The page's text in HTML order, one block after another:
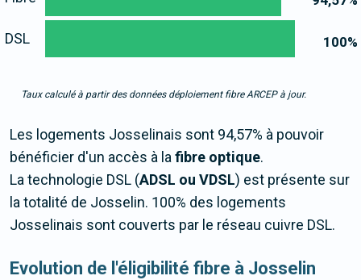
100%
DSL
Taux calculé à partir des données déploiement fibre ARCEP à jour.
Les logements Josselinais sont 94,57% à pouvoir
bénéficier d'un accès à lafibre optique.
La technologie DSL (ADSL ou VDSL) est présente sur
la totalité de Josselin. 100% des logements
Josselinais sont couverts par le réseau cuivre DSL.
Evolution de l'éligibilité fibre à Josselin